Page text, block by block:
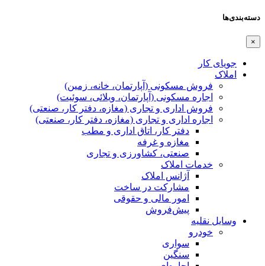
دسته‌بندی‌ها
×
جویای کار
املاک
فروش مسکونی (آپارتمان، خانه، زمین)
اجاره مسکونی (آپارتمان، ویلائی، سوئیت)
فروش اداری و تجاری (مغازه، دفتر کار، صنعتی)
اجاره اداری و تجاری (مغازه، دفتر کار، صنعتی)
دفتر کار، اتاق اداری و مطب
مغازه و غرفه
صنعتی،‌ کشاورزی و تجاری
خدمات املاک
آژانس املاک
مشارکت در ساخت
امور مالی و حقوقی
پیش‌فروش
وسایل نقلیه
خودرو
سواری
سنگین